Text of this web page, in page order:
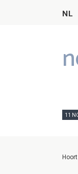
NL
11